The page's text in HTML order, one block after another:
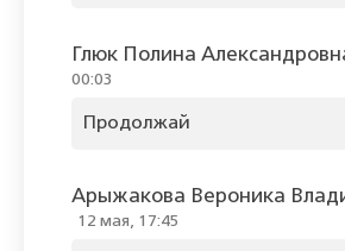
Глюк Полина
00:03
Продолжай
Арыжакова Вероника
12 мая, 17:45